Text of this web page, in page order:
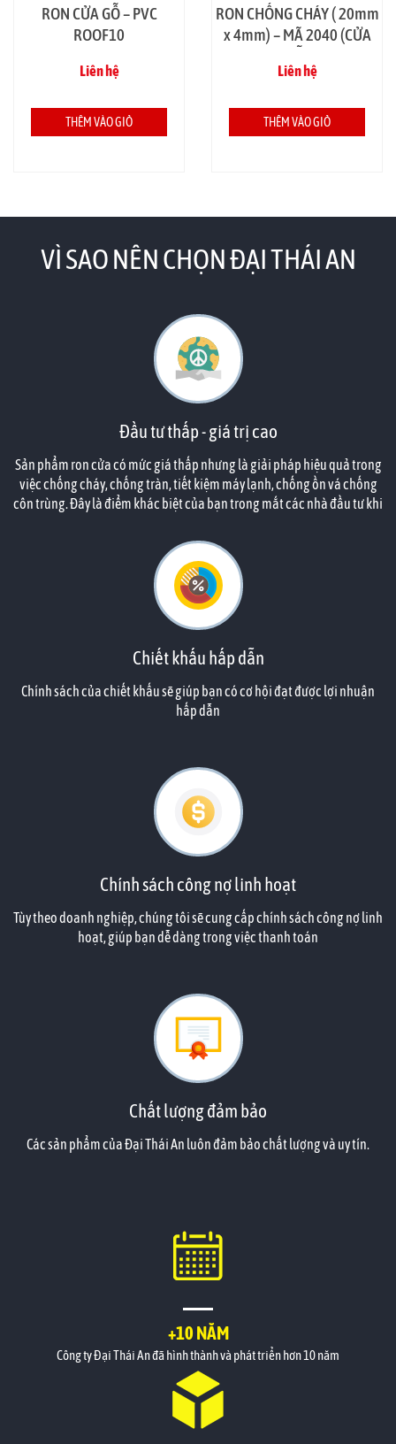
RON CỬA GỖ – PVC
ROOF10
Liên hệ
THÊM VÀO GIỎ
RON CHỐNG CHÁY ( 20mm
x 4mm) – MÃ 2040 (CỬA
Liên hệ
THÊM VÀO GIỎ
VÌ SAO NÊN CHỌN ĐẠI THÁI AN
Đầu tư thấp - giá trị cao
Sản phẩm ron cửa có mức giá thấp nhưng là giải pháp hiệu quả trong
việc chống cháy, chống tràn, tiết kiệm máy lạnh, chống ồn vá chống
côn trùng. Đây là điểm khác biệt của bạn trong mắt các nhà đầu tư khi
Chiết khấu hấp dẫn
Chính sách của chiết khấu sẽ giúp bạn có cơ hội đạt được lợi nhuận
hấp dẫn
Chính sách công nợ linh hoạt
Tùy theo doanh nghiệp, chúng tôi sẽ cung cấp chính sách công nợ linh
hoạt, giúp bạn dễ dàng trong việc thanh toán
Chất lượng đảm bảo
Các sản phẩm của Đại Thái An luôn đảm bảo chất lượng và uy tín.
+10 NĂM
Công ty Đại Thái An đã hình thành và phát triển hơn 10 năm